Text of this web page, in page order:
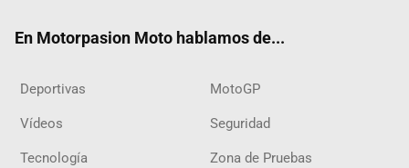
En Motorpasion Moto hablamos de...
Deportivas MotoGP
Vídeos Seguridad
Tecnología Zona de Pruebas